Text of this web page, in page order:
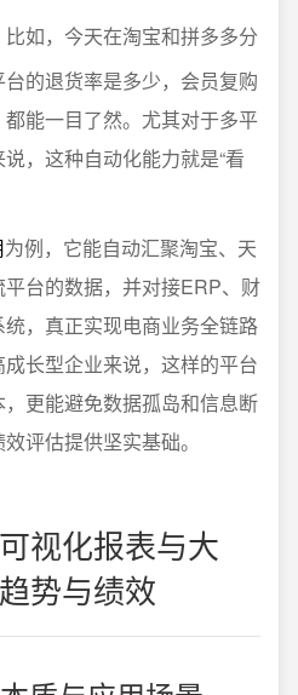
比如，今天在淘宝和拼多多分
的退货率是多少，会员复购
能一目了然。尤其对于多平
，这种自动化能力就是“看
为例，它能自动汇聚淘宝、天
台的数据，并对接ERP、财
，真正实现电商业务全链路
长型企业来说，这样的平台
更能避免数据孤岛和信息断
评估提供坚实基础。
视化报表与大
势与绩效